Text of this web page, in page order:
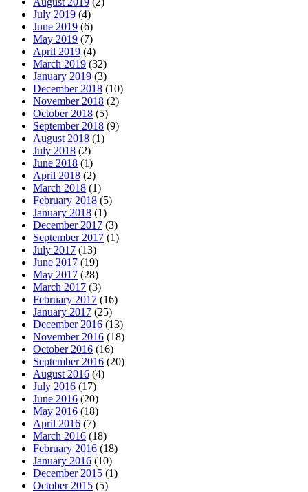
July 2019 (4)
June 2019 (6)
May 2019 (7)
April 2019 (4)
March 2019 (32)
January 2019 (3)
December 2018 (10)
November 2018 (2)
October 2018 (5)
September 2018 (9)
August 2018 (1)
July 2018 (2)
June 2018 (1)
April 2018 (2)
March 2018 (1)
February 2018 (5)
January 2018 (1)
December 2017 (3)
September 2017 (1)
July 2017 (13)
June 2017 (19)
May 2017 (28)
March 2017 (3)
February 2017 (16)
January 2017 (25)
December 2016 (13)
November 2016 (18)
October 2016 (16)
September 2016 (20)
August 2016 (4)
July 2016 (17)
June 2016 (20)
May 2016 (18)
April 2016 (7)
March 2016 (18)
February 2016 (18)
January 2016 (10)
December 2015 (1)
October 2015 (5)